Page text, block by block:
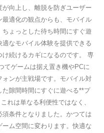
向上し、離脱を防ぎユーザー
適化の観点からも、モバイル
ょっとした待ち時間にすぐ遊
なモバイル体験を提供できる
続けるカギになるのです。 専
てゲームは据え置き機やPCに
ンが主戦場です。モバイル対
隙間時間にすぐに遊べる**プ
れは単なる利便性ではなく、
条件となりました。かつては
ム空間に変わります。快適な